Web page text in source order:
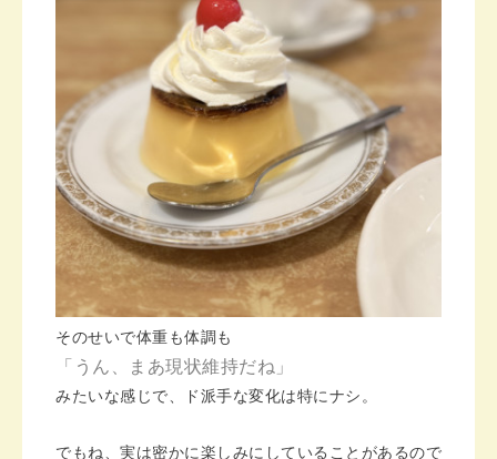
そのせいで体重も体調も
「うん、まあ現状維持だね」
みたいな感じで、ド派手な変化は特にナシ。
でもね、実は密かに楽しみにしていることがあるので